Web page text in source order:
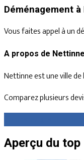
Déménagement
Vous faites appel à un
A propos de Nettinne
Nettinne est une ville
Comparez plusieurs
Aperçu du